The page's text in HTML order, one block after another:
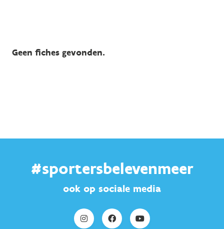
Geen fiches gevonden.
#sportersbelevenmeer
ook op sociale media